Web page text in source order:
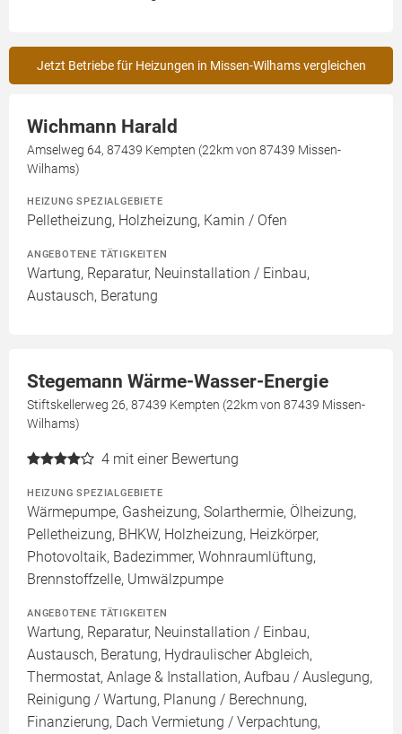
Jetzt Betriebe für Heizungen in Missen-Wilhams vergleichen
Wichmann Harald
Amselweg 64, 87439 Kempten (22km von 87439 Missen-
Wilhams)
HEIZUNG SPEZIALGEBIETE
Pelletheizung, Holzheizung, Kamin / Ofen
ANGEBOTENE TÄTIGKEITEN
Wartung, Reparatur, Neuinstallation / Einbau,
Austausch, Beratung
Stegemann Wärme-Wasser-Energie
Stiftskellerweg 26, 87439 Kempten (22km von 87439 Missen-
Wilhams)
4 mit einer Bewertung
HEIZUNG SPEZIALGEBIETE
Wärmepumpe, Gasheizung, Solarthermie, Ölheizung,
Pelletheizung, BHKW, Holzheizung, Heizkörper,
Photovoltaik, Badezimmer, Wohnraumlüftung,
Brennstoffzelle, Umwälzpumpe
ANGEBOTENE TÄTIGKEITEN
Wartung, Reparatur, Neuinstallation / Einbau,
Austausch, Beratung, Hydraulischer Abgleich,
Thermostat, Anlage & Installation, Aufbau / Auslegung,
Reinigung / Wartung, Planung / Berechnung,
Finanzierung, Dach Vermietung / Verpachtung,